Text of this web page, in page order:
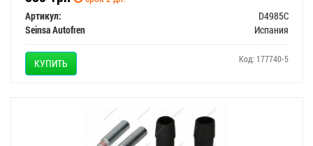
Артикул:
D4985C
Seinsa Autofren
Испания
КУПИТЬ Код: 177740-5